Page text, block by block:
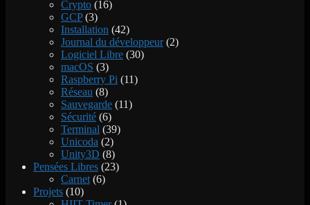
Crypto (16)
GCP(3)
Installation (42)
Journal du développeur(2)
Logiciel Libre (30)
macOS (3)
Raspberry Pi (11)
Réseau (8)
Sauvegarde (11)
Sécurité (6)
Terminal (39)
Unicoda (2)
Unity3D (8)
Pensées Libres (23)
Carnet (6)
Projets (10)